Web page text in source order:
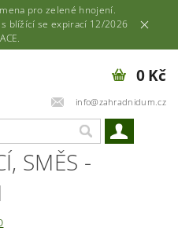
pro zelené hnojení.
blížící se expirací 12/2026
info@zahradnidum.cz
0 Kč
SMĚS -